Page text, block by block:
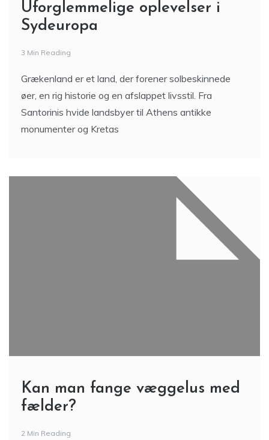
Uforglemmelige oplevelser i
Sydeuropa
3 Min Reading
Grækenland er et land, der forener solbeskinnede
øer, en rig historie og en afslappet livsstil. Fra
Santorinis hvide landsbyer til Athens antikke
monumenter og Kretas
Kan man fange væggelus med
fælder?
2 Min Reading